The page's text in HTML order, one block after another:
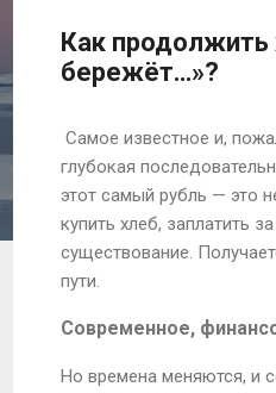
Как продолжить
бережёт…»?
Самое известное и,
глубокая
этот самый рубль — это
купить хлеб, заплатить
существование.
пути.
Современное,
Но времена меняются, и